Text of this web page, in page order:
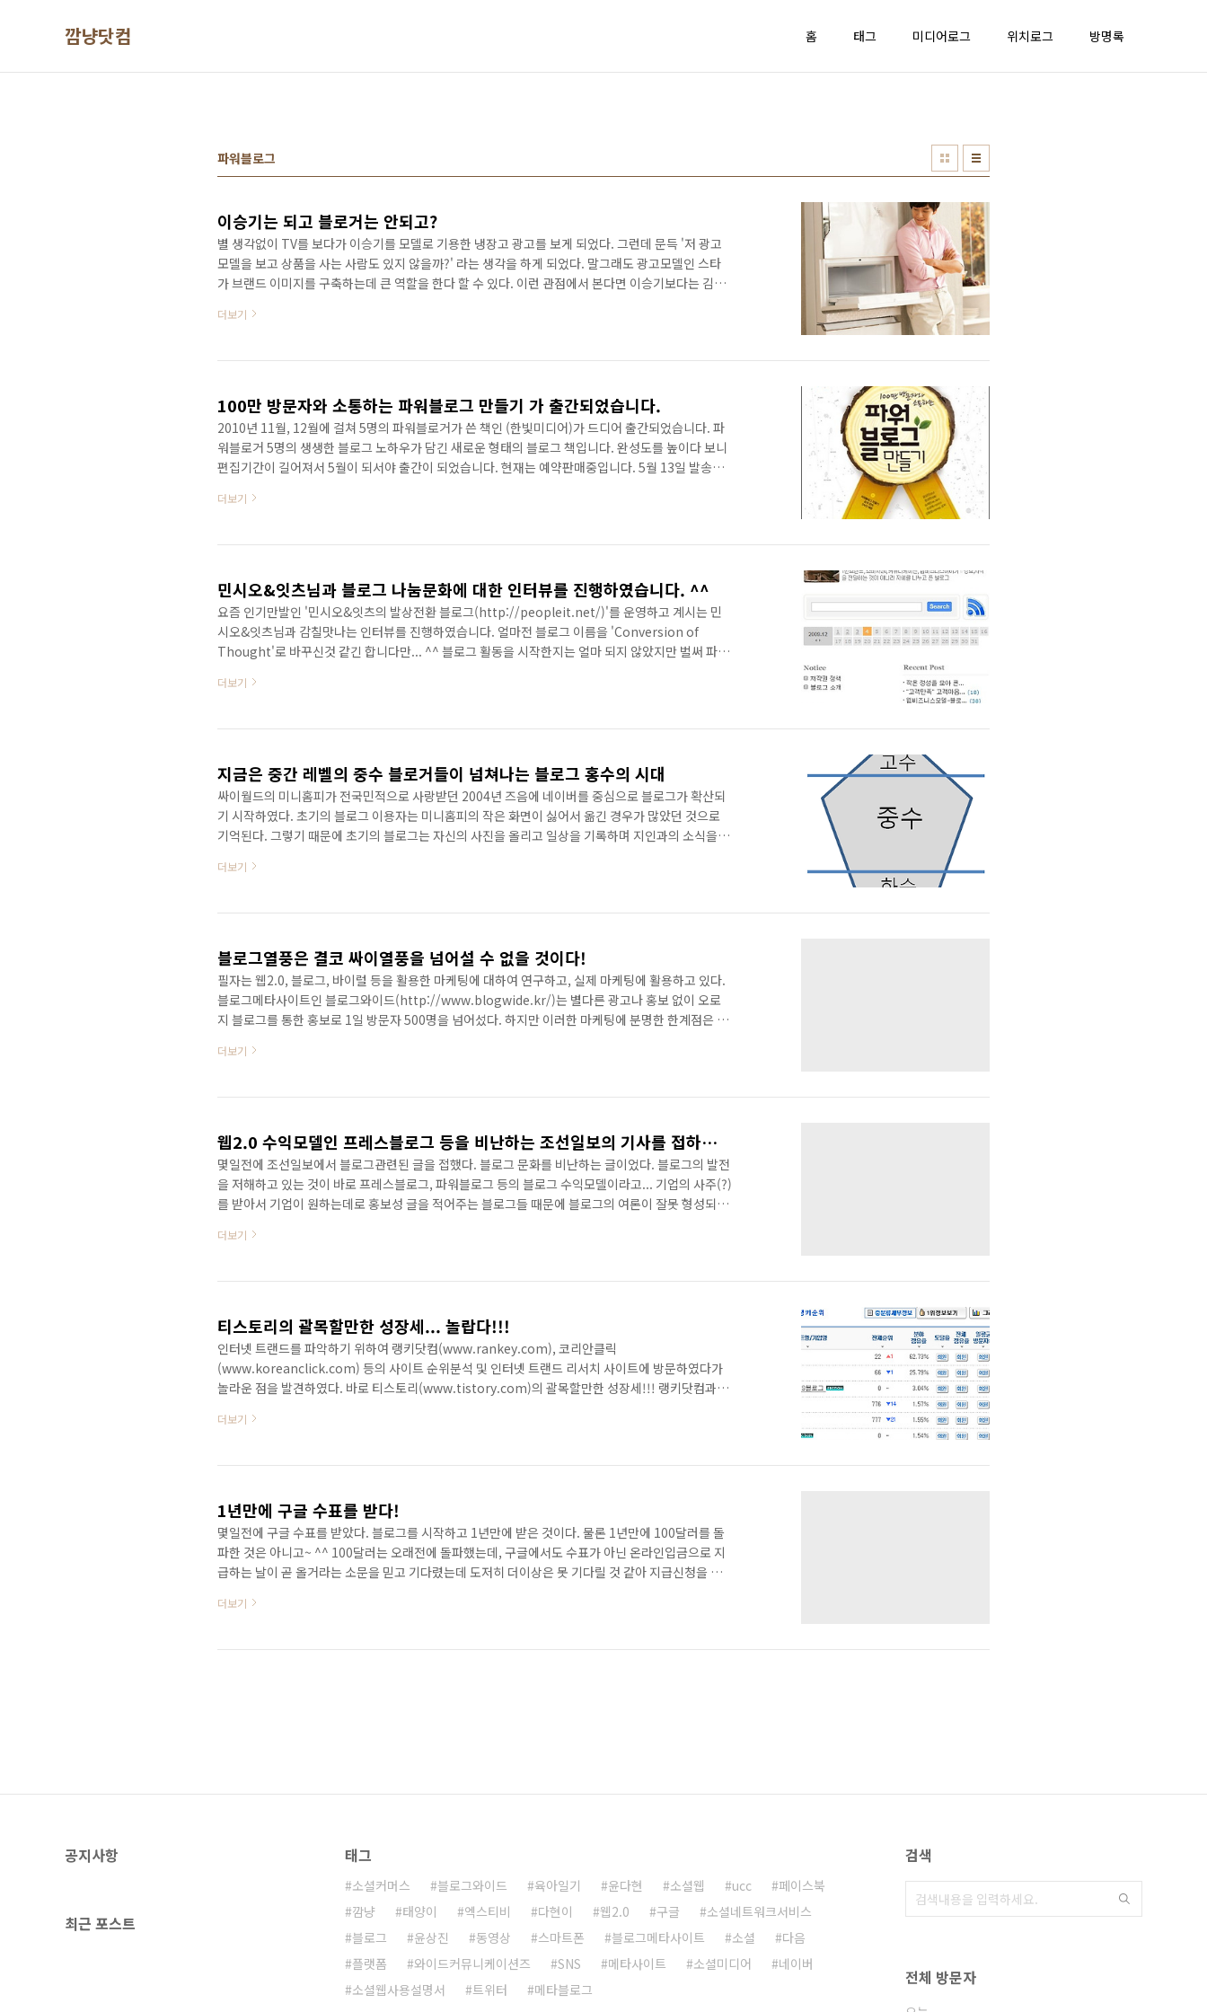
깜냥닷컴 홈 태그 미디어로그 위치로그 방명록
파워블로그
이승기는 되고 블로거는 안되고?
별 생각없이 TV를 보다가 이승기를 모델로 기용한 냉장고 광고를 보게 되었다. 그런데 문득 '저 광고
모델을 보고 상품을 사는 사람도 있지 않을까?' 라는 생각을 하게 되었다. 말그래도 광고모델인 스타
가 브랜드 이미지를 구축하는데 큰 역할을 한다 할 수 있다. 이런 관점에서 본다면 이승기보다는 김연
다. 어떤 광고모델을 기용해서 매출이 몇 퍼센트가 뛰었다는 식의 기사도 자주 접하게 되는데 말그대
왜 블로거의 광고는 사회적으로 지탄을 받고 있을까? 분명 똑같은 광고를 하는 것인데 말이다. 물론
더보기
100만 방문자와 소통하는 파워블로그 만들기 가 출간되었습니다.
2010년 11월, 12월에 걸쳐 5명의 파워블로거가 쓴 책인 (한빛미디어)가 드디어 출간되었습니다. 파
워블로거 5명의 생생한 블로그 노하우가 담긴 새로운 형태의 블로그 책입니다. 완성도를 높이다 보니
편집기간이 길어져서 5월이 되서야 출간이 되었습니다. 현재는 예약판매중입니다. 5월 13일 발송예
기도 하네요~ 예스24의 경우 주문하면 바로 받아보실 수 있을 듯~) 예약판매중에 구매하셔서 다른 분
시중에 나와 있는 다른 블로그 관련 책과의 비교 자체가 무의미한 책입니다. YES24:
더보기
민시오&잇츠님과 블로그 나눔문화에 대한 인터뷰를 진행하였습니다. ^^
요즘 인기만발인 '민시오&잇츠의 발상전환 블로그(http://peopleit.net/)'를 운영하고 계시는 민
시오&잇츠님과 감칠맛나는 인터뷰를 진행하였습니다. 얼마전 블로그 이름을 'Conversion of
Thought'로 바꾸신것 같긴 합니다만... ^^ 블로그 활동을 시작한지는 얼마 되지 않았지만 벌써 파워
그와이드(www.blogwide.kr)의 블로거인터뷰에 소개되었습니다. 다음은 민시오&잇츠님과의 생생
&잇츠님: ^^ 깜냥 윤상진: 요즘 블로그운영에다 도너츠 2.0 활동에다... 많이 바쁘시죠? 민시오&잇..
더보기
지금은 중간 레벨의 중수 블로거들이 넘쳐나는 블로그 홍수의 시대
싸이월드의 미니홈피가 전국민적으로 사랑받던 2004년 즈음에 네이버를 중심으로 블로그가 확산되
기 시작하였다. 초기의 블로그 이용자는 미니홈피의 작은 화면이 싫어서 옮긴 경우가 많았던 것으로
기억된다. 그렇기 때문에 초기의 블로그는 자신의 사진을 올리고 일상을 기록하며 지인과의 소식을
워블로그 중심으로 발전하였다. 특히 IT업계 종사자를 중심으로 발전하였는데 테터툴즈, 워드프레스
블로그의 숫자가 엄청나게 많았지만 파워블로그는 설치형블로그라는 공식이 성립했던 시절이었다고
더보기
블로그열풍은 결코 싸이열풍을 넘어설 수 없을 것이다!
필자는 웹2.0, 블로그, 바이럴 등을 활용한 마케팅에 대하여 연구하고, 실제 마케팅에 활용하고 있다.
블로그메타사이트인 블로그와이드(http://www.blogwide.kr/)는 별다른 광고나 홍보 없이 오로
지 블로그를 통한 홍보로 1일 방문자 500명을 넘어섰다. 하지만 이러한 마케팅에 분명한 한계점은 존
겠지만 생각해보면 아주 간단한 문제이다. 주위 사람들에게 블로깅을 하는지 질문을 던져보면 된다.
월드 미니홈피는? 현재는 많이 운영하고 있지는 않겠지만 미니홈피의 광풍이 불때만 해도 거의 대부
더보기
웹2.0 수익모델인 프레스블로그 등을 비난하는 조선일보의 기사를 접하고...
몇일전에 조선일보에서 블로그관련된 글을 접했다. 블로그 문화를 비난하는 글이었다. 블로그의 발전
을 저해하고 있는 것이 바로 프레스블로그, 파워블로그 등의 블로그 수익모델이라고... 기업의 사주(?)
를 받아서 기업이 원하는데로 홍보성 글을 적어주는 블로그들 때문에 블로그의 여론이 잘못 형성되고
가? 뉴스후에서 방송된 것을 보면... 광우병관련하여 노무현정권때는 광우병이 안좋다는 기사 일색이
조선일보가 블로그를 욕할 수 있단 말인가? 해당기사:
더보기
티스토리의 괄목할만한 성장세... 놀랍다!!!
인터넷 트랜드를 파악하기 위하여 랭키닷컴(www.rankey.com), 코리안클릭
(www.koreanclick.com) 등의 사이트 순위분석 및 인터넷 트랜드 리서치 사이트에 방문하였다가
놀라운 점을 발견하였다. 바로 티스토리(www.tistory.com)의 괄목할만한 성장세!!! 랭키닷컴과 코
크되어있다. 티스토리 랭키 순위 티스토리 코리안클릭 순위 언제 티스토리가 이렇게 성장을 한것이
성장세는 가히 폭발적이다. 랭키닷컴에서 디시인사이드의 순위가 26위인 점을 감안한다면 그 규모를
더보기
1년만에 구글 수표를 받다!
몇일전에 구글 수표를 받았다. 블로그를 시작하고 1년만에 받은 것이다. 물론 1년만에 100달러를 돌
파한 것은 아니고~ ^^ 100달러는 오래전에 돌파했는데, 구글에서도 수표가 아닌 온라인입금으로 지
급하는 날이 곧 올거라는 소문을 믿고 기다렸는데 도저히 더이상은 못 기다릴 것 같아 지급신청을 해
하지는 않는다. 하지만 생각지도 못한 횡재라고나 할까? 괜찮은 느낌이다. 다른 블로거들처럼 수표를
을 올리는 파워 블로그라는 사실... *^^*
더보기
공지사항
최근 포스트
태그
소셜커머스 블로그와이드 육아일기 윤다현 소셜웹 ucc
페이스북
깜냥
태양이 엑스티비 다현이 웹2.0 구글
소셜네트워크서비스
블로그
윤상진 동영상 스마트폰 블로그메타사이트 소셜
다음
플랫폼
와이드커뮤니케이션즈 SNS 메타사이트 소셜미디어
네이버
소셜웹사용설명서
트위터 메타블로그
검색
전체 방문자